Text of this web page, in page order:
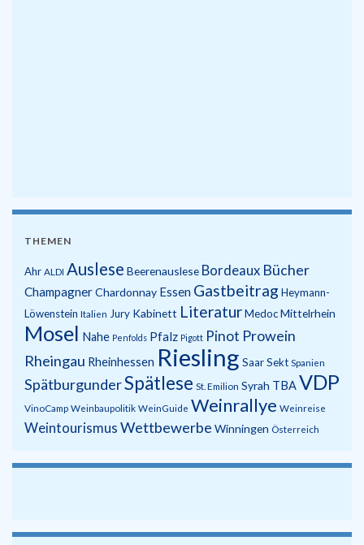
THEMEN
Ahr ALDI Auslese Beerenauslese Bordeaux Bücher
ChampagnerChardonnay Essen Gastbeitrag Heymann-
Löwenstein Italien Jury Kabinett LiteraturMedocMittelrhein
Mosel Nahe Penfolds Pfalz Pigott Pinot Prowein
Rheingau Rheinhessen Riesling SaarSekt Spanien
SpätburgunderSpätlese St. Emilion Syrah TBAVDP
VinoCamp Weinbaupolitik WeinGuide Weinrallye Weinreise
Weintourismus Wettbewerbe Winningen Österreich